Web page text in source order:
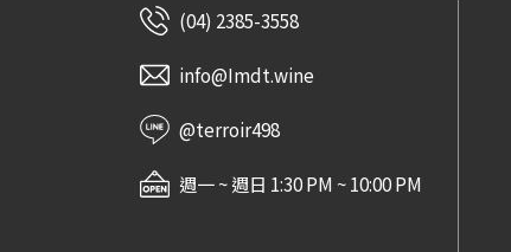
(04) 2385-3558
info@Imdt.wine
@terroir498
週一 ~ 週日 1:30 PM ~ 10:00 PM